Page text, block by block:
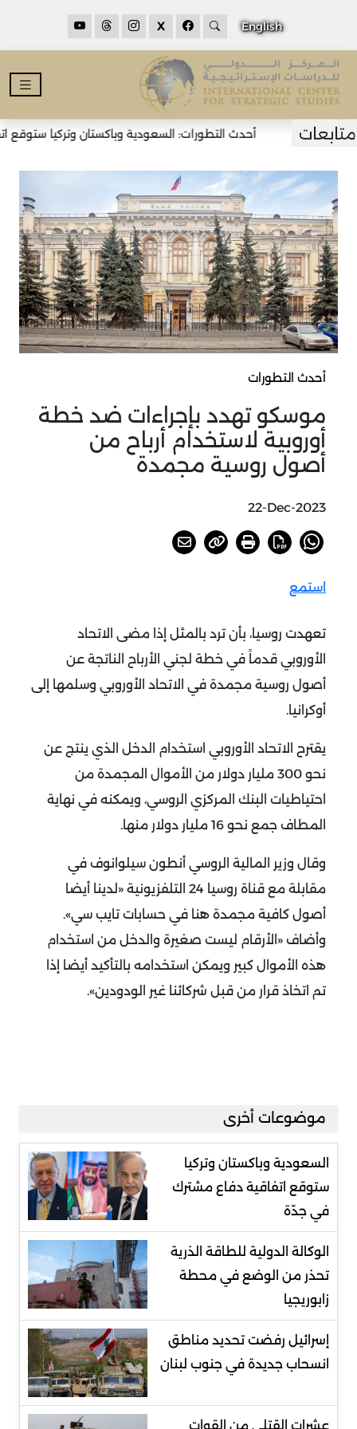
English
X
أحدث التطورات: السعودية وباكستان وتركيا ستوقع
أحدث التطورات
موسكو تهدد بإجراءات ضد خطة
أوروبية لاستخدام أرباح من
أصول روسية مجمدة
22-Dec-2023
استمع
تعهدت روسيا، بأن ترد بالمثل إذا مضى الاتحاد
الأوروبي قدماً في خطة لجني الأرباح الناتجة عن
أصول روسية مجمدة في الاتحاد الأوروبي وسلمها إلى
أوكرانيا.
يقترح الاتحاد الأوروبي استخدام الدخل الذي ينتج عن
نحو 300 مليار دولار من الأموال المجمدة من
احتياطيات البنك المركزي الروسي، ويمكنه في نهاية
المطاف جمع نحو 16 مليار دولار منها.
وقال وزير المالية الروسي أنطون سيلوانوف في
مقابلة مع قناة روسيا 24 التلفزيونية «لدينا أيضا
أصول كافية مجمدة هنا في حسابات تايب سي».
وأضاف «الأرقام ليست صغيرة والدخل من استخدام
هذه الأموال كبير ويمكن استخدامه بالتأكيد أيضا إذا
تم اتخاذ قرار من قبل شركائنا غير الودودين».
موضوعات أخرى
السعودية وباكستان وتركيا
ستوقع اتفاقية دفاع مشترك
في جدّة
الوكالة الدولية للطاقة الذرية
تحذر من الوضع في محطة
زابوريجيا
إسرائيل رفضت تحديد مناطق
انسحاب جديدة في جنوب لبنان
عشرات القتلى من القوات